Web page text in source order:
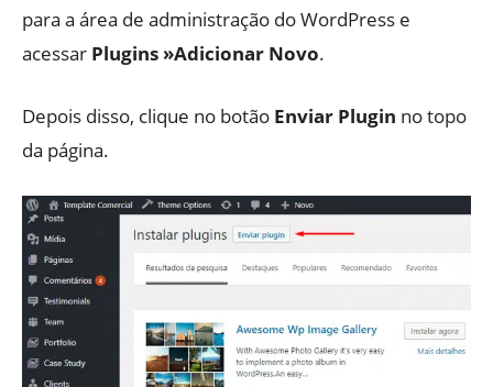
para a área de administração do WordPress e
acessar Plugins »Adicionar Novo.
Depois disso, clique no botão Enviar Plugin no topo
da página.